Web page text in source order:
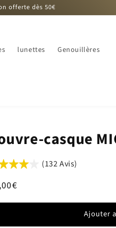
lunettes Genouillères
casque
(132 Avis)
Ajouter